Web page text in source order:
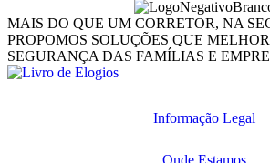
MAIS DO QUE UM CORRETOR, NA
PROPOMOS SOLUÇÕES QUE
SEGURANÇA DAS FAMÍLIAS E
Informação Legal